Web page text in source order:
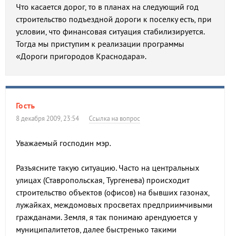
Что касается дорог, то в планах на следующий год
строительство подъездной дороги к поселку есть, при
условии, что финансовая ситуация стабилизируется.
Тогда мы приступим к реализации программы
«Дороги пригородов Краснодара».
Гость
8 декабря 2009, 23:54 Ссылка на вопрос
Уважаемый господин мэр.
Разъясните такую ситуацию. Часто на центральных
улицах (Ставропольская, Тургенева) происходит
строительство объектов (офисов) на бывших газонах,
лужайках, междомовых просветах предприимчивыми
гражданами. Земля, я так понимаю арендуюется у
муниципалитетов, далее быстренько такими